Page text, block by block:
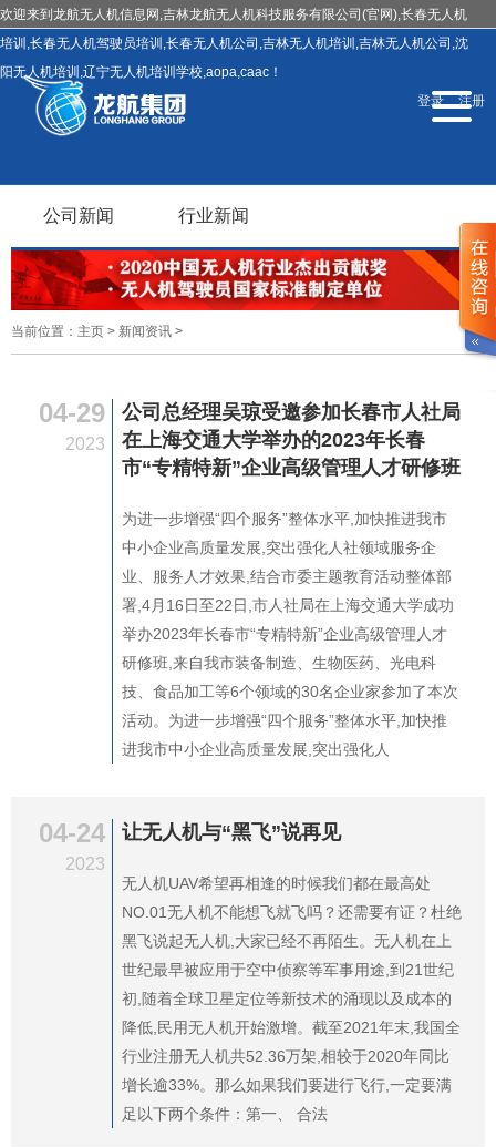
欢迎来到龙航无人机信息网,吉林龙航无人机科技服务有限公司(官网),长春无人机
培训,长春无人机驾驶员培训,长春无人机公司,吉林无人机培训,吉林无人机公司,沈
阳无人机培训,辽宁无人机培训学校,aopa,caac！
登录
注册
导
航
换
公司新闻
行业新闻
当前位置： 主页 > 新闻资讯 >
04-29
2023
公司总经理吴琼受邀参加长春市人社局
在上海交通大学举办的2023年长春
市“专精特新”企业高级管理人才研修班
为进一步增强“四个服务”整体水平,加快推进我市
中小企业高质量发展,突出强化人社领域服务企
业、服务人才效果,结合市委主题教育活动整体部
署,4月16日至22日,市人社局在上海交通大学成功
举办2023年长春市“专精特新”企业高级管理人才
研修班,来自我市装备制造、生物医药、光电科
技、食品加工等6个领域的30名企业家参加了本次
活动。为进一步增强“四个服务”整体水平,加快推
进我市中小企业高质量发展,突出强化人
04-24
2023
让无人机与“黑飞”说再见
无人机UAV希望再相逢的时候我们都在最高处
NO.01无人机不能想飞就飞吗？还需要有证？杜绝
黑飞说起无人机,大家已经不再陌生。无人机在上
世纪最早被应用于空中侦察等军事用途,到21世纪
初,随着全球卫星定位等新技术的涌现以及成本的
降低,民用无人机开始激增。截至2021年末,我国全
行业注册无人机共52.36万架,相较于2020年同比
增长逾33%。那么如果我们要进行飞行,一定要满
足以下两个条件：第一、 合法